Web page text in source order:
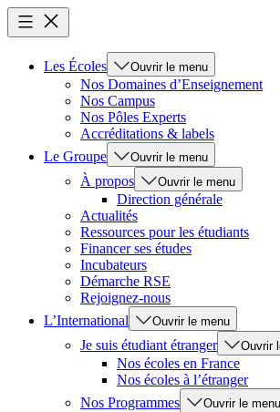
Les Écoles Ouvrir le menu
Nos Domaines d’Enseignement
Nos Campus
Nos Pôles Experts
Accréditations & labels
Le Groupe
Ouvrir le menu
À propos Ouvrir le menu
Direction générale
Actualités
Ressources pour les étudiants
Financer ses études
Incubateurs
Démarche RSE
Rejoignez-nous
L’International
Ouvrir le menu
Je suis étudiant étranger Ouvrir
Nos écoles en France
Nos écoles à l’étranger
Nos Programmes
Ouvrir le menu